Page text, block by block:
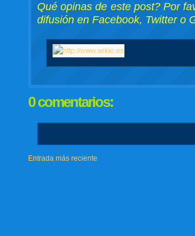
Qué opinas de este post? Por
difusión en Facebook, Twitter o
0 comentarios:
Entrada más reciente